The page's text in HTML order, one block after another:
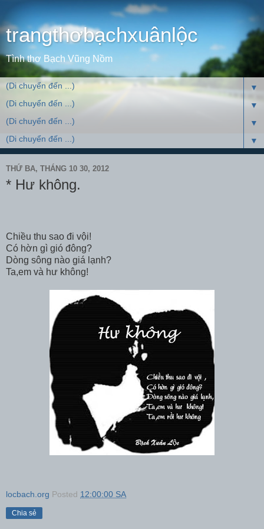
trangthơbạchxuânlộc
Tình thơ Bạch Vũng Nồm
▼
▼
▼
▼
THỨ BA, THÁNG 10 30, 2012
* Hư không.
Chiều thu sao đi vội!
Có hờn gì gió đông?
Dòng sông nào giá lạnh?
Ta,em và hư không!
locbach.org Posted 12:00:00 SA
Chia sẻ